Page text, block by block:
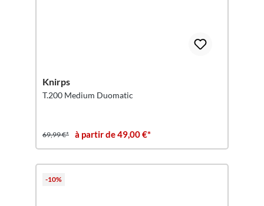
Knirps
T.200 Medium Duomatic
69,99 €* à partir de 49,00 €*
-10%